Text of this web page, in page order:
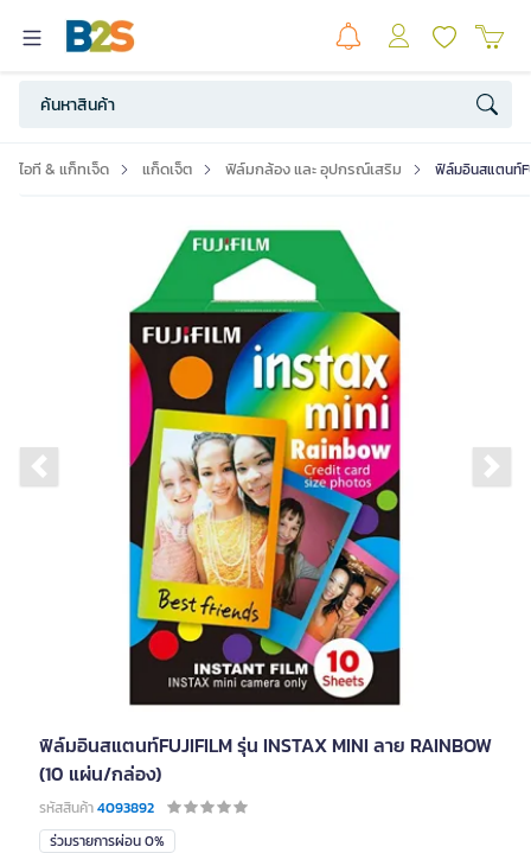
ไอที & แก็ทเจ็ด แก็ดเจ็ต ฟิล์มกล้อง และ อุปกรณ์เสริม ฟิล์มอินสแตนท์
Previous slide
ฟิล์มอินสแตนท์FUJIFILM รุ่น INSTAX MINI ลาย RAINBOW
(10 แผ่น/กล่อง)
รหัสสินค้า4093892
ร่วมรายการผ่อน 0%